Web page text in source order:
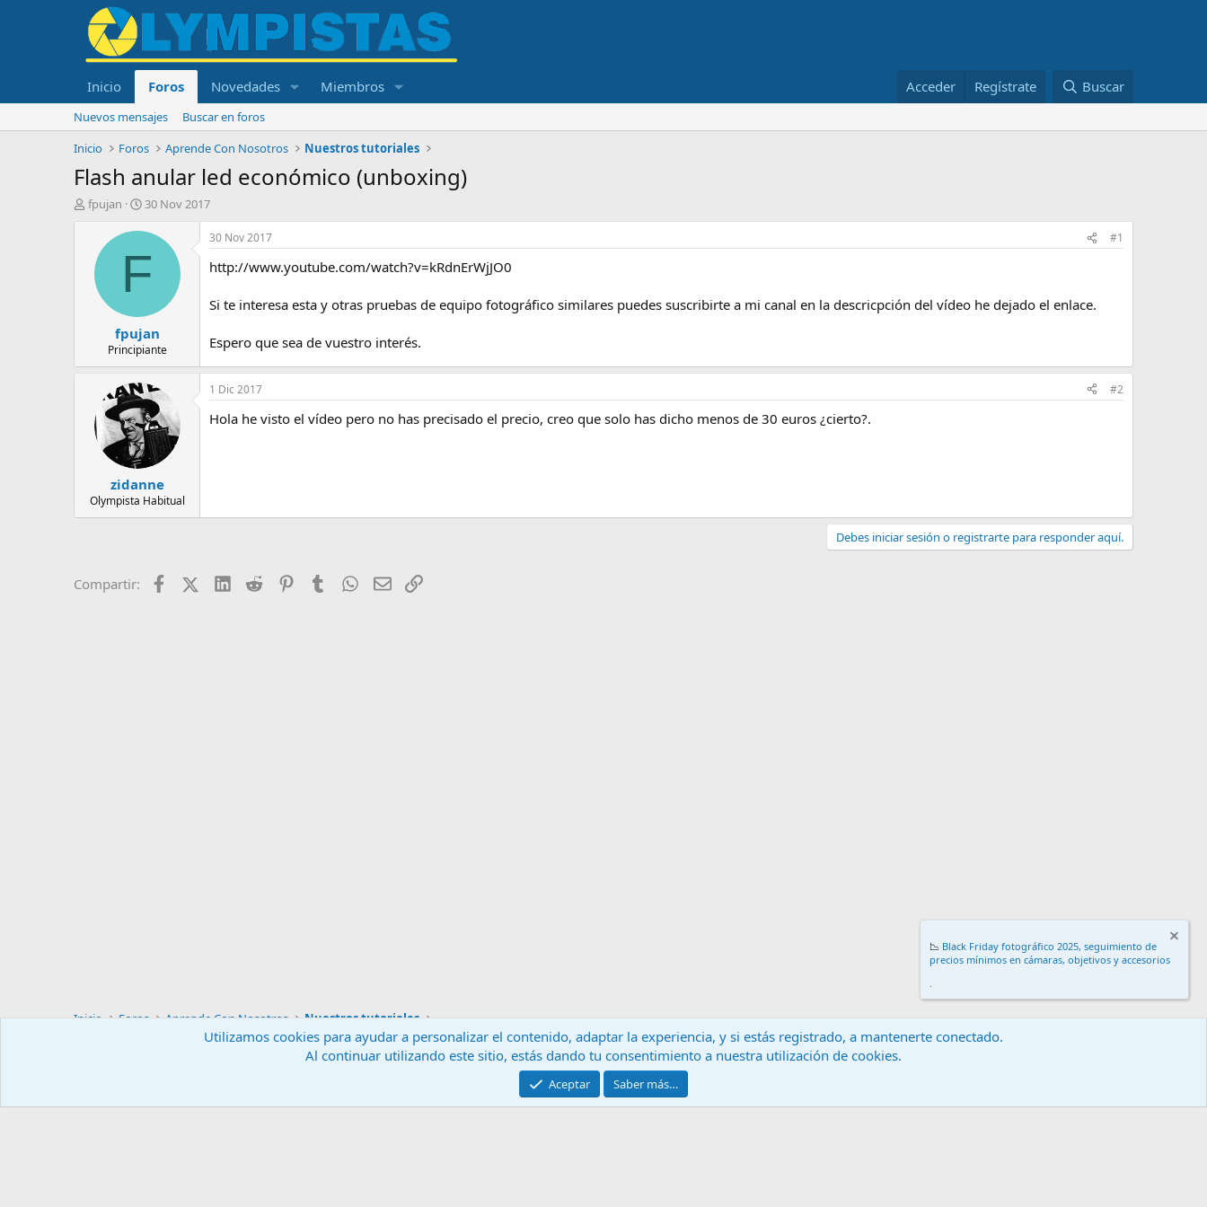
Inicio Foros Novedades Miembros Acceder Regístrate Buscar
Nuevos mensajes
Buscar en foros
Inicio
Foros Aprende Con Nosotros Nuestros tutoriales
Flash anular led económico (unboxing)
I
e
m
fpujan
F
c
i
n
i
c
i
o
30 Nov 2017
F
fpujan
Principiante
30 Nov 2017 #1
http://www.youtube.com/watch?v=kRdnErWjJO0
Si te interesa esta y otras pruebas de equipo fotográfico similares puedes suscribirte a mi canal en la descricpción del vídeo he dejado el enlace.
Espero que sea de vuestro interés.
zidanne
Olympista Habitual
1 Dic 2017 #2
Hola he visto el vídeo pero no has precisado el precio, creo que solo has dicho menos de 30 euros ¿cierto?.
Debes iniciar sesión o registrarte para responder aquí.
Compartir: FacebookX (Twitter)
LinkedIn
Reddit PinterestTumblrWhatsApp
EmailEnlace
Inicio Foros Aprende Con Nosotros Nuestros tutoriales
Contáctanos Términos y reglas
Community platform by XenForo® © 2010-2024 XenForo Ltd.
📉 Black Friday fotográfico 2025, seguimiento de
precios mínimos en cámaras, objetivos y accesorios
.
Utilizamos cookies para ayudar a personalizar el contenido, adaptar la experiencia, y si estás registrado, a mantenerte conectado.
Al continuar utilizando este sitio, estás dando tu consentimiento a nuestra utilización de cookies.
Aceptar Saber más…